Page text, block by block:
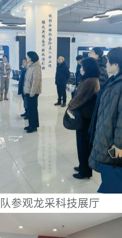
参观龙采科技展厅